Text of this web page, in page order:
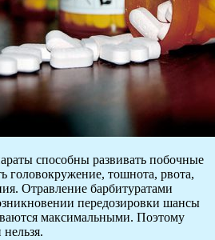
способны развивать побочные
головокружение, тошнота, рвота,
Отравление барбитуратами
передозировки шансы
максимальными. Поэтому